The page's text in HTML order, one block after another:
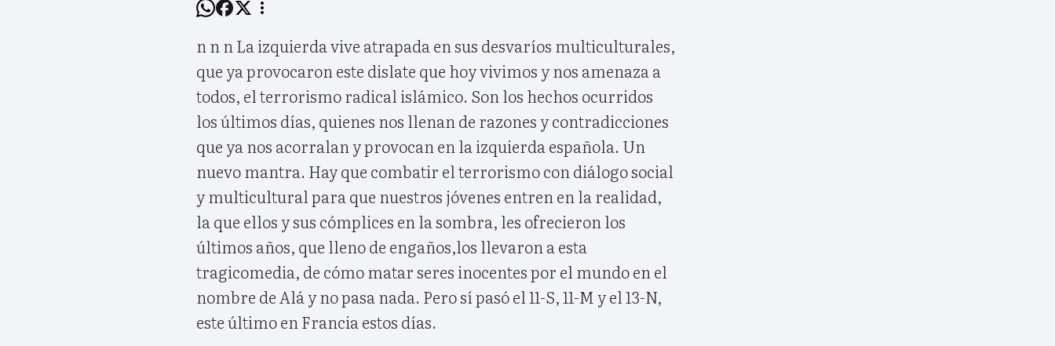
n n n La izquierda vive atrapada en sus desvaríos multiculturales,
que ya provocaron este dislate que hoy vivimos y nos amenaza a
todos, el terrorismo radical islámico. Son los hechos ocurridos
los últimos días, quienes nos llenan de razones y contradicciones
que ya nos acorralan y provocan en la izquierda española. Un
nuevo mantra. Hay que combatir el terrorismo con diálogo social
y multicultural para que nuestros jóvenes entren en la realidad,
la que ellos y sus cómplices en la sombra, les ofrecieron los
últimos años, que lleno de engaños,los llevaron a esta
tragicomedia, de cómo matar seres inocentes por el mundo en el
nombre de Alá y no pasa nada. Pero sí pasó el 11-S, 11-M y el 13-N,
este último en Francia estos días.